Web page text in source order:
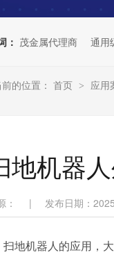
： 茂金属代理商 通用
的位置： 首页 > 应用
地机器
： | 发布日期：
地机器人的应用，大